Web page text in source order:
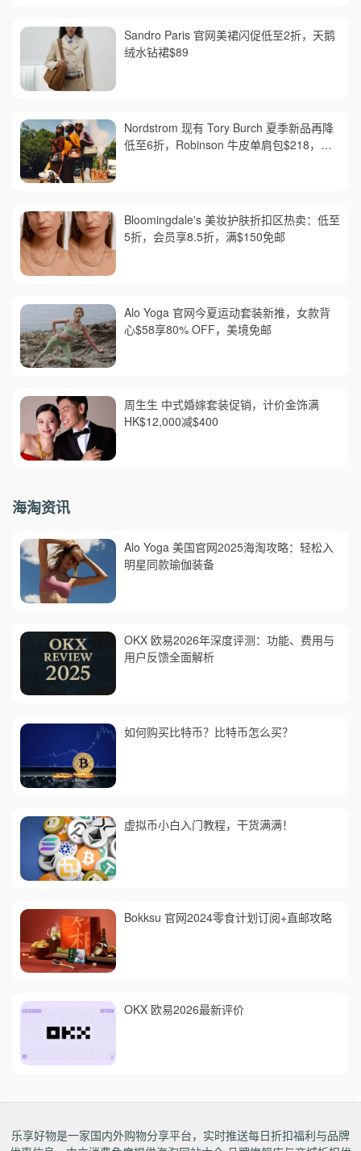
Sandro Paris 官网美裙闪促低至2折，天鹅
绒水钻裙$89
Nordstrom 现有 Tory Burch 夏季新品再降
低至6折，Robinson 牛皮单肩包$218，买
Bloomingdale's 美妆护肤折扣区热卖：低至
5折，会员享8.5折，满$150免邮
Alo Yoga 官网今夏运动套装新推，女款背
心$58享80% OFF，美境免邮
周生生 中式婚嫁套装促销，计价金饰满
HK$12,000减$400
海淘资讯
Alo Yoga 美国官网2025海淘攻略：轻松入
明星同款瑜伽装备
OKX 欧易2026年深度评测：功能、费用与
用户反馈全面解析
如何购买比特币？比特币怎么买？
虚拟币小白入门教程，干货满满！
Bokksu 官网2024零食计划订阅+直邮攻略
OKX 欧易2026最新评价
乐享好物是一家国内外购物分享平台，实时推送每日折扣福利与品牌